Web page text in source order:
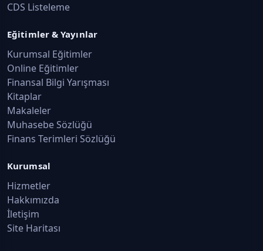
CDS Listeleme
Eğitimler & Yayınlar
Kurumsal Eğitimler
Online Eğitimler
Finansal Bilgi Yarışması
Kitaplar
Makaleler
Muhasebe Sözlüğü
Finans Terimleri Sözlüğü
Kurumsal
Hizmetler
Hakkımızda
İletişim
Site Haritası